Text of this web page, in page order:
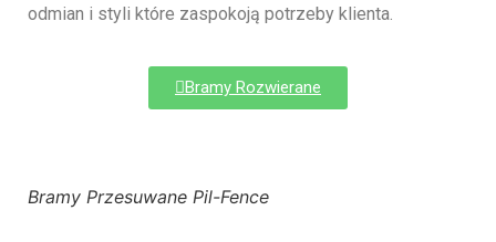
odmian i styli które zaspokoją potrzeby klienta.
Bramy Rozwierane
Bramy Przesuwane Pil-Fence